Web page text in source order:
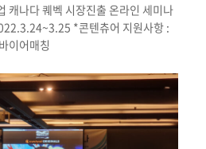
캐나다 퀘벡 시장진출 온라인 세미나
*콘텐츄어 지원사항 :
이어매칭